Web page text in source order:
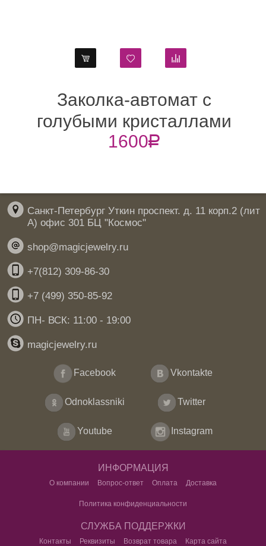
Заколка-автомат с
голубыми кристаллами
Swarovski
1600R
Санкт-Петербург Уткин проспект. д. 11 корп.2 (лит
А) офис 301 БЦ "Космос"
shop@magicjewelry.ru
+7(812) 309-86-30
+7 (499) 350-85-92
ПН- ВСК: 11:00 - 19:00
magicjewelry.ru
Facebook Vkontakte
Odnoklassniki Twitter
Youtube Instagram
ИНФОРМАЦИЯ
О компании Вопрос-ответ Оплата Доставка
Политика конфиденциальности
СЛУЖБА ПОДДЕРЖКИ
Контакты Реквизиты Возврат товара Карта сайта